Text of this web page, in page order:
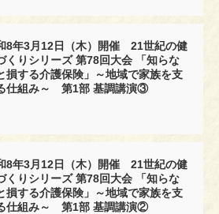
8年3月12日（木）開催 21世紀の健
くりシリーズ 第78回大会 「知らな
損する介護保険」～地域で家族を支
仕組み～ 第1部 基調講演③
8年3月12日（木）開催 21世紀の健
くりシリーズ 第78回大会 「知らな
損する介護保険」～地域で家族を支
仕組み～ 第1部 基調講演②